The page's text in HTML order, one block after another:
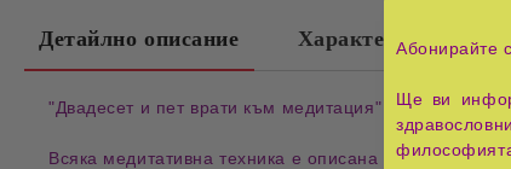
Детайлно описание Характеристики
"Двадесет и пет врати към медитация" представя
Всяка медитативна техника е описана пълно, както
Абонирайте
Ще ви